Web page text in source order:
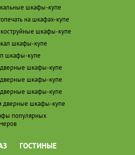
шкафы-купе
на шкафах-купе
шкафы-купе
шкафы-купе
шкафы-купе
шкафы-купе
шкафы-купе
шкафы-купе
дверные шкафы-купе
популярных
ГОСТИНЫЕ